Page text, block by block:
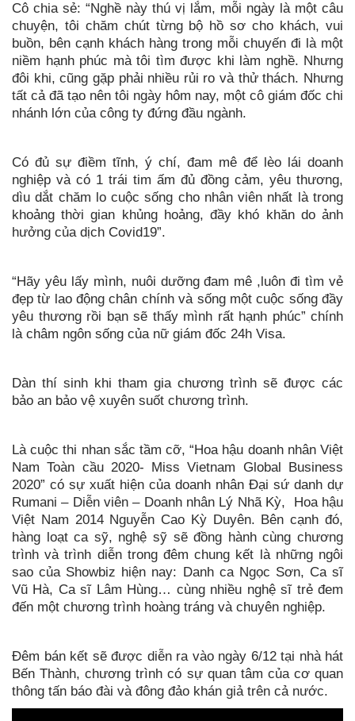
Cô chia sẻ: “Nghề này thú vị lắm, mỗi ngày là một câu
chuyện, tôi chăm chút từng bộ hồ sơ cho khách, vui
buồn, bên cạnh khách hàng trong mỗi chuyến đi là một
niềm hạnh phúc mà tôi tìm được khi làm nghề. Nhưng
đôi khi, cũng gặp phải nhiều rủi ro và thử thách. Nhưng
tất cả đã tạo nên tôi ngày hôm nay, một cô giám đốc chi
nhánh lớn của công ty đứng đầu ngành.
Có đủ sự điềm tĩnh, ý chí, đam mê để lèo lái doanh
nghiệp và có 1 trái tim ấm đủ đồng cảm, yêu thương,
dìu dắt chăm lo cuộc sống cho nhân viên nhất là trong
khoảng thời gian khủng hoảng, đầy khó khăn do ảnh
hưởng của dịch Covid19”.
“Hãy yêu lấy mình, nuôi dưỡng đam mê ,luôn đi tìm vẻ
đẹp từ lao động chân chính và sống một cuộc sống đầy
yêu thương rồi bạn sẽ thấy mình rất hạnh phúc” chính
là châm ngôn sống của nữ giám đốc 24h Visa.
Dàn thí sinh khi tham gia chương trình sẽ được các
bảo an bảo vệ xuyên suốt chương trình.
Là cuộc thi nhan sắc tầm cỡ, “Hoa hậu doanh nhân Việt
Nam Toàn cầu 2020- Miss Vietnam Global Business
2020” có sự xuất hiện của doanh nhân Đại sứ danh dự
Rumani – Diễn viên – Doanh nhân Lý Nhã Kỳ, Hoa hậu
Việt Nam 2014 Nguyễn Cao Kỳ Duyên. Bên cạnh đó,
hàng loạt ca sỹ, nghệ sỹ sẽ đồng hành cùng chương
trình và trình diễn trong đêm chung kết là những ngôi
sao của Showbiz hiện nay: Danh ca Ngọc Sơn, Ca sĩ
Vũ Hà, Ca sĩ Lâm Hùng… cùng nhiều nghệ sĩ trẻ đem
đến một chương trình hoàng tráng và chuyên nghiệp.
Đêm bán kết sẽ được diễn ra vào ngày 6/12 tại nhà hát
Bến Thành, chương trình có sự quan tâm của cơ quan
thông tấn báo đài và đông đảo khán giả trên cả nước.